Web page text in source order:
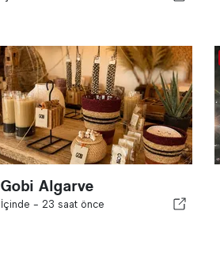
Gobi Algarve
İçinde - 23 saat önce